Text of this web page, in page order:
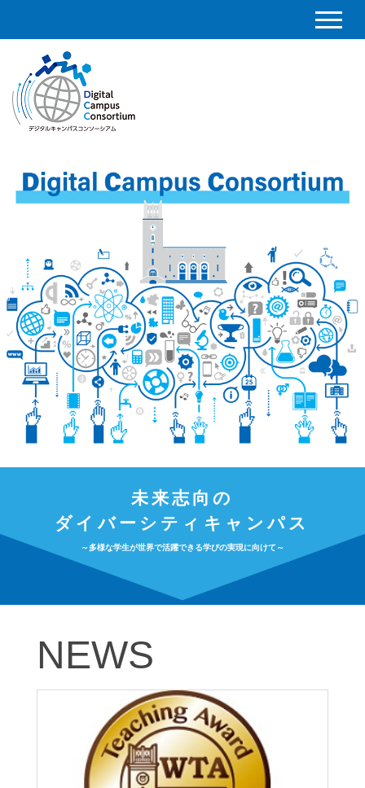
未来志向の
ダイバーシティキャンパス
～多様な学生が世界で活躍できる学びの実現に向けて～
NEWS